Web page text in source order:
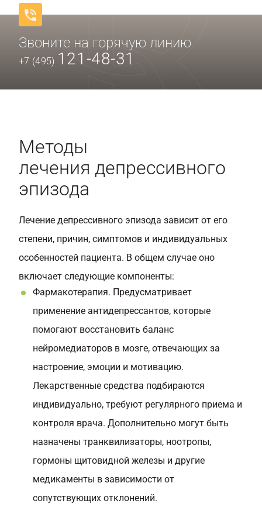
Звоните на горячую линию
+7 (495) 121-48-31
Методы
лечения депрессивного
эпизода
Лечение депрессивного эпизода зависит от его
степени, причин, симптомов и индивидуальных
особенностей пациента. В общем случае оно
включает следующие компоненты:
Фармакотерапия. Предусматривает
применение антидепрессантов, которые
помогают восстановить баланс
нейромедиаторов в мозге, отвечающих за
настроение, эмоции и мотивацию.
Лекарственные средства подбираются
индивидуально, требуют регулярного приема и
контроля врача. Дополнительно могут быть
назначены транквилизаторы, ноотропы,
гормоны щитовидной железы и другие
медикаменты в зависимости от
сопутствующих отклонений.